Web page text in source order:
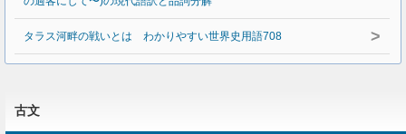
タラス河畔の戦いとは わかりやすい世界史用語708 >
古文